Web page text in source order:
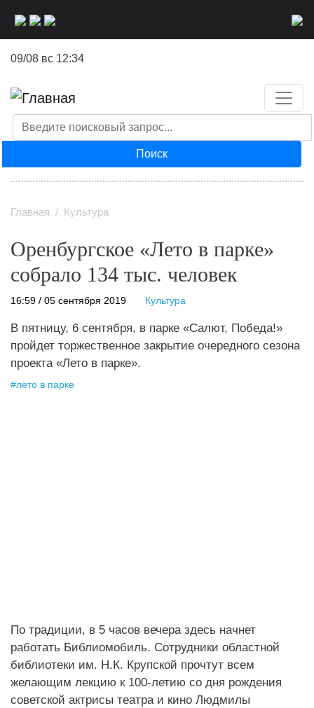
09/08 вс 12:34
Поиск
Главная Культура
Оренбургское «Лето в парке»
собрало 134 тыс. человек
16:59 / 05 сентября 2019 Культура
В пятницу, 6 сентября, в парке «Салют, Победа!»
пройдет торжественное закрытие очередного сезона
проекта «Лето в парке».
#лето в парке
По традиции, в 5 часов вечера здесь начнет
работать Библиомобиль. Сотрудники областной
библиотеки им. Н.К. Крупской прочтут всем
желающим лекцию к 100-летию со дня рождения
советской актрисы театра и кино Людмилы